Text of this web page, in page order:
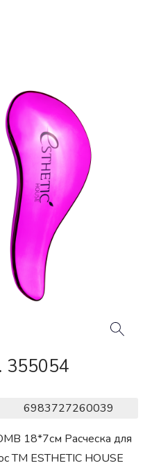
355054
6983727260039
18*7см Расческа для
ТМ ESTHETIC HOUSE